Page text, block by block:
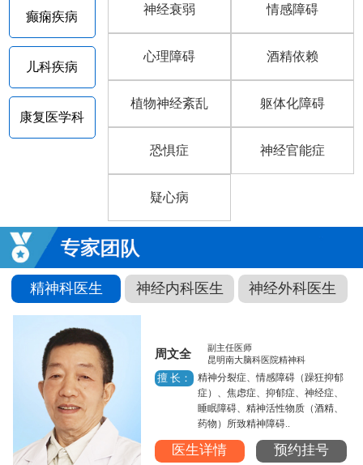
癫痫疾病
儿科疾病
康复医学科
神经衰弱 情感障碍
心理障碍 酒精依赖
植物神经紊乱 躯体化障碍
恐惧症 神经官能症
疑心病
精神科医生 神经内科医生 神经外科医生
周文全
副主任医师
昆明南大脑科医院精神科
擅 长：
精神分裂症、情感障碍（躁狂抑郁
症）、焦虑症、抑郁症、神经症、
睡眠障碍、精神活性物质（酒精、
药物）所致精神障碍..
医生详情 预约挂号